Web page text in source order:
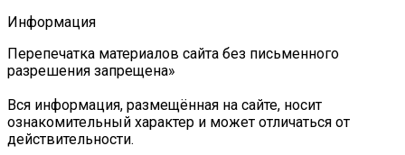
Информация
Перепечатка материалов сайта без письменного
разрешения запрещена»
Вся информация, размещённая на сайте, носит
ознакомительный характер и может отличаться от
действительности.